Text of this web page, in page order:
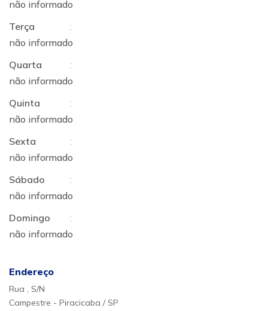
não informado
Terça
:
não informado
Quarta
:
não informado
Quinta
:
não informado
Sexta
:
não informado
Sábado
:
não informado
Domingo
:
não informado
Endereço
Rua , S/N
Campestre - Piracicaba / SP